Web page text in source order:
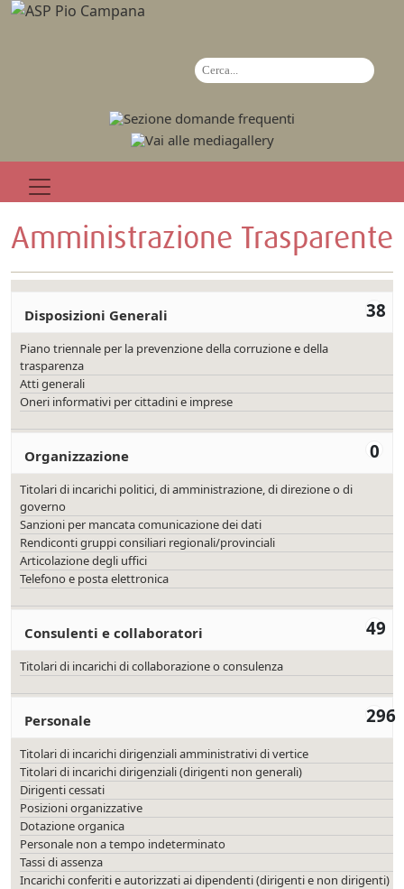
Amministrazione Trasparente
38
Disposizioni Generali
Piano triennale per la prevenzione della corruzione e della
trasparenza
Atti generali
Oneri informativi per cittadini e imprese
0
Organizzazione
Titolari di incarichi politici, di amministrazione, di direzione o di
governo
Sanzioni per mancata comunicazione dei dati
Rendiconti gruppi consiliari regionali/provinciali
Articolazione degli uffici
Telefono e posta elettronica
49
Consulenti e collaboratori
Titolari di incarichi di collaborazione o consulenza
296
Personale
Titolari di incarichi dirigenziali amministrativi di vertice
Titolari di incarichi dirigenziali (dirigenti non generali)
Dirigenti cessati
Posizioni organizzative
Dotazione organica
Personale non a tempo indeterminato
Tassi di assenza
Incarichi conferiti e autorizzati ai dipendenti (dirigenti e non dirigenti)